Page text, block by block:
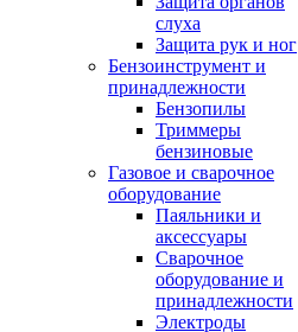
слуха
Защита рук и ног
Бензоинструмент и
принадлежности
Бензопилы
Триммеры
бензиновые
Газовое и сварочное
оборудование
Паяльники и
аксессуары
Сварочное
оборудование и
принадлежности
Электроды